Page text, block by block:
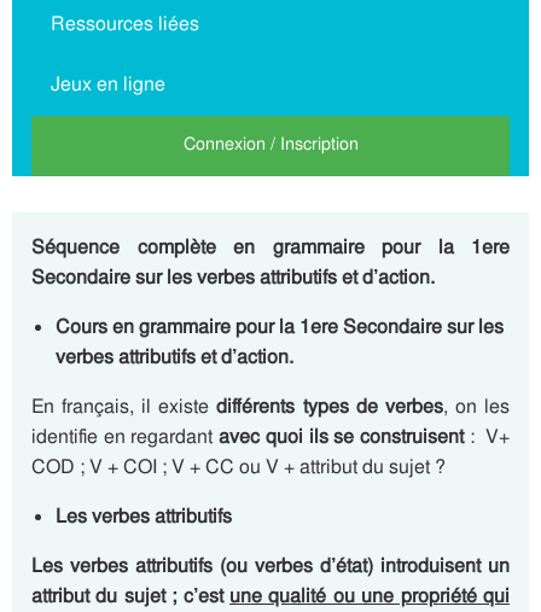
Ressources liées
Jeux en ligne
Connexion / Inscription
Séquence complète en grammaire pour la 1ere
Secondaire sur les verbes attributifs et d’action.
Cours en grammaire pour la 1ere Secondaire sur les
verbes attributifs et d’action.
En français, il existedifférents types de verbes, on les
identifie en regardantavec quoi ils se construisent: V+
COD ; V + COI ; V + CC ou V + attribut du sujet ?
Les verbes attributifs
Les verbes attributifs (ou verbes d’état) introduisent un
attribut du sujet ; c’est une qualité ou une propriété qui